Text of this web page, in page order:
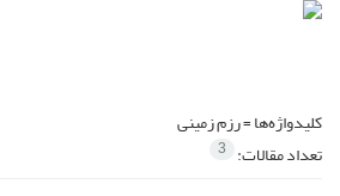
کلیدواژه‌ها =رزم زمینی
تعداد مقالات: 3